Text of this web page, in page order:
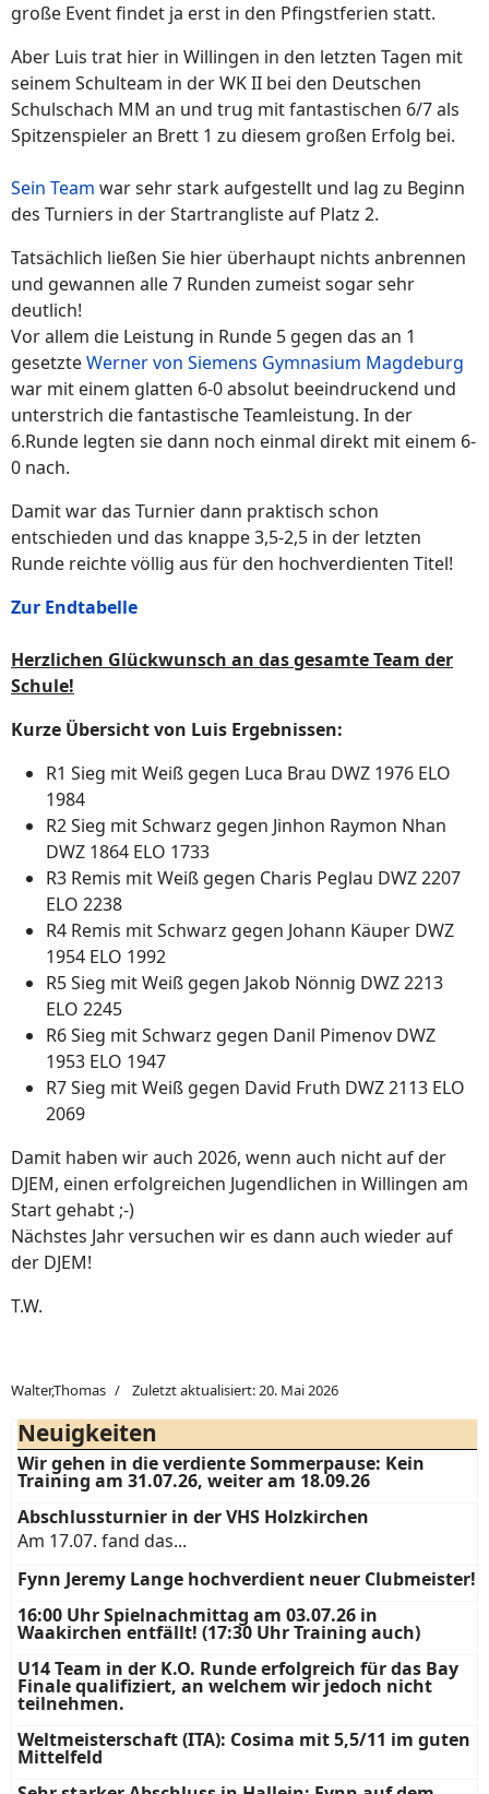
große Event findet ja erst in den Pfingstferien statt.
Aber Luis trat hier in Willingen in den letzten Tagen mit
seinem Schulteam in der WK II bei den Deutschen
Schulschach MM an und trug mit fantastischen 6/7 als
Spitzenspieler an Brett 1 zu diesem großen Erfolg bei.
Sein Team war sehr stark aufgestellt und lag zu Beginn
des Turniers in der Startrangliste auf Platz 2.
Tatsächlich ließen Sie hier überhaupt nichts anbrennen
und gewannen alle 7 Runden zumeist sogar sehr
deutlich!
Vor allem die Leistung in Runde 5 gegen das an 1
gesetzteWerner von Siemens Gymnasium Magdeburg
war mit einem glatten 6-0 absolut beeindruckend und
unterstrich die fantastische Teamleistung. In der
6.Runde legten sie dann noch einmal direkt mit einem 6-
0 nach.
Damit war das Turnier dann praktisch schon
entschieden und das knappe 3,5-2,5 in der letzten
Runde reichte völlig aus für den hochverdienten Titel!
Zur Endtabelle
Herzlichen Glückwunsch an das gesamte Team der
Schule!
Kurze Übersicht von Luis Ergebnissen:
R1 Sieg mit Weiß gegen Luca Brau DWZ 1976 ELO
1984
R2 Sieg mit Schwarz gegen Jinhon Raymon Nhan
DWZ 1864 ELO 1733
R3 Remis mit Weiß gegen Charis Peglau DWZ 2207
ELO 2238
R4 Remis mit Schwarz gegen Johann Käuper DWZ
1954 ELO 1992
R5 Sieg mit Weiß gegen Jakob Nönnig DWZ 2213
ELO 2245
R6 Sieg mit Schwarz gegen Danil Pimenov DWZ
1953 ELO 1947
R7 Sieg mit Weiß gegen David Fruth DWZ 2113 ELO
2069
Damit haben wir auch 2026, wenn auch nicht auf der
DJEM, einen erfolgreichen Jugendlichen in Willingen am
Start gehabt ;-)
Nächstes Jahr versuchen wir es dann auch wieder auf
der DJEM!
T.W.
Walter,Thomas Zuletzt aktualisiert: 20. Mai 2026
Neuigkeiten
Wir gehen in die verdiente Sommerpause: Kein
Training am 31.07.26, weiter am 18.09.26
Abschlussturnier in der VHS Holzkirchen
Am 17.07. fand das...
Fynn Jeremy Lange hochverdient neuer Clubmeister!
16:00 Uhr Spielnachmittag am 03.07.26 in
Waakirchen entfällt! (17:30 Uhr Training auch)
U14 Team in der K.O. Runde erfolgreich für das Bay
Finale qualifiziert, an welchem wir jedoch nicht
teilnehmen.
Weltmeisterschaft (ITA): Cosima mit 5,5/11 im guten
Mittelfeld